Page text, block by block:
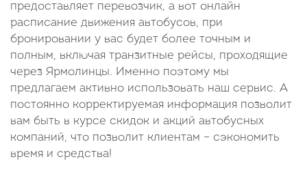
предоставляет перевозчик, а вот онлайн
расписание движения автобусов, при
бронировании у вас будет более точным и
полным, включая транзитные рейсы, проходящие
через Ярмолинцы. Именно поэтому мы
предлагаем активно использовать наш сервис. А
постоянно корректируемая информация позволит
вам быть в курсе скидок и акций автобусных
компаний, что позволит клиентам – сэкономить
время и средства!